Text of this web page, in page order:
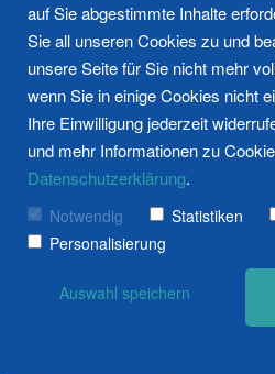
Bad
Mehr
erfahren
Bad
Referenzen
ansehen
News und Tipps
Frag den Fachmann
Unsere
auf Sie abgestimmte Inhalte
Sie all unseren Cookies zu und
unsere Seite für Sie nicht mehr
wenn Sie in einige Cookies nicht
Ihre Einwilligung jederzeit
und mehr Informationen zu
Datenschutzerklärung.
Notwendig Statistiken
Personalisierung
Auswahl speichern